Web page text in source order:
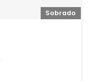
Sobrado